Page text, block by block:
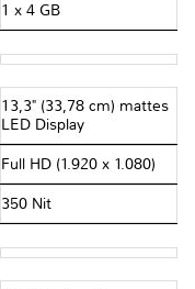
1 x 4 GB
13,3" (33,78 cm) mattes
LED Display
Full HD (1.920 x 1.080)
350 Nit